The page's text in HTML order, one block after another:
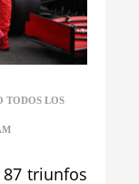
TODOS LOS
triunfos